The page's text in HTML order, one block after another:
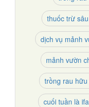
thuốc trừ
dịch vụ mảnh
mảnh vườn
trồng rau hữu
cuối tuần là